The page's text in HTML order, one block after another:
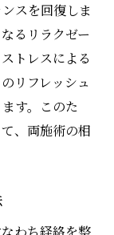
スを回復しま
るリラクゼー
トレスによる
リフレッシュ
す。このた
、両施術の相